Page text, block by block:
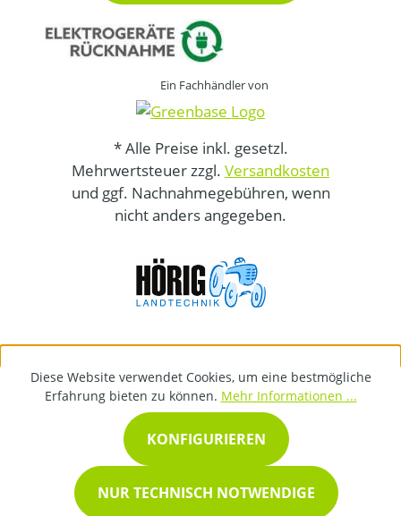
Ein Fachhändler von
* Alle Preise inkl. gesetzl.
Mehrwertsteuer zzgl. Versandkosten
und ggf. Nachnahmegebühren, wenn
nicht anders angegeben.
Diese Website verwendet Cookies, um eine bestmögliche
Erfahrung bieten zu können. Mehr Informationen ...
NUR TECHNISCH NOTWENDIGE
KONFIGURIEREN